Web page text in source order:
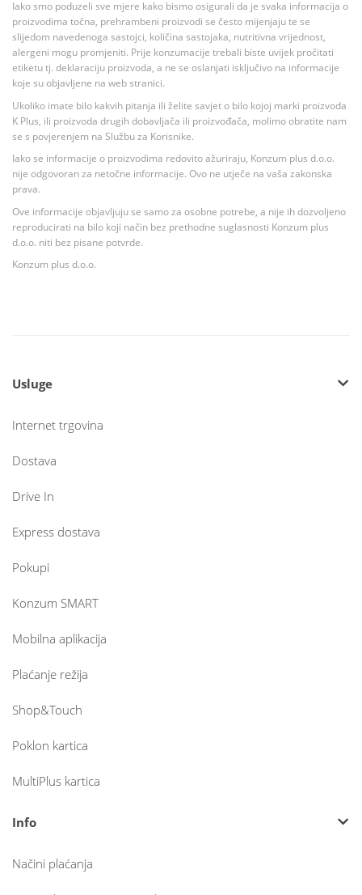
Iako smo poduzeli sve mjere kako bismo osigurali da je svaka informacija o
proizvodima točna, prehrambeni proizvodi se često mijenjaju te se
slijedom navedenoga sastojci, količina sastojaka, nutritivna vrijednost,
alergeni mogu promjeniti. Prije konzumacije trebali biste uvijek pročitati
etiketu tj. deklaraciju proizvoda, a ne se oslanjati isključivo na informacije
koje su objavljene na web stranici.
Ukoliko imate bilo kakvih pitanja ili želite savjet o bilo kojoj marki proizvoda
K Plus, ili proizvoda drugih dobavljača ili proizvođača, molimo obratite nam
se s povjerenjem na Službu za Korisnike.
Iako se informacije o proizvodima redovito ažuriraju, Konzum plus d.o.o.
nije odgovoran za netočne informacije. Ovo ne utječe na vaša zakonska
prava.
Ove informacije objavljuju se samo za osobne potrebe, a nije ih dozvoljeno
reproducirati na bilo koji način bez prethodne suglasnosti Konzum plus
d.o.o. niti bez pisane potvrde.
Konzum plus d.o.o.
Usluge
Internet trgovina
Dostava
Drive In
Express dostava
Pokupi
Konzum SMART
Mobilna aplikacija
Plaćanje režija
Shop&Touch
Poklon kartica
MultiPlus kartica
Info
Načini plaćanja